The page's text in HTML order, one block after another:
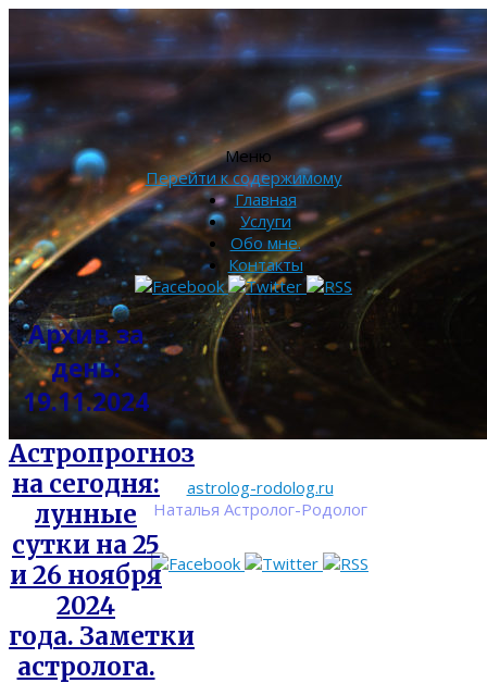
astrolog-rodolog.ru
Наталья Астролог-Родолог
Меню
Перейти к содержимому
Главная
Услуги
Обо мне.
Контакты
Архив за
день:
19.11.2024
Астропрогноз
на сегодня:
лунные
сутки на 25
и 26 ноября
2024
года. Заметки
астролога.